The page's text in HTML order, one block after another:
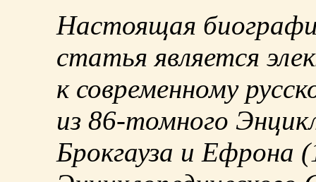
Настоящая
статья является
к современному
из 86-томного
Брокгауза и Ефрона